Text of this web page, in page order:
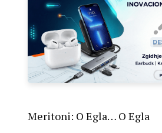
Meritoni: O Egla… O Egla